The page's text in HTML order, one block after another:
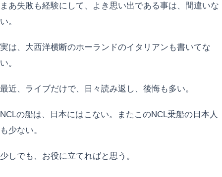
まあ失敗も経験にして、よき思い出である事は、間違いな
い。
実は、大西洋横断のホーランドのイタリアンも書いてな
い。
最近、ライブだけで、日々読み返し、後悔も多い。
NCLの船は、日本にはこない。またこのNCL乗船の日本人
も少ない。
少しでも、お役に立てればと思う。